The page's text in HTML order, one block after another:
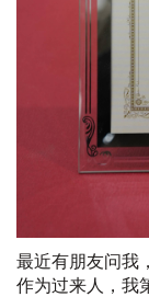
最近有朋友问我
作为过来人，